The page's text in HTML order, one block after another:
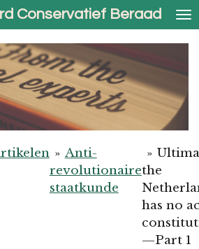
Conservatief Beraad
» Anti-
revolutionaire
staatkunde
»
the
has no
—Part 1